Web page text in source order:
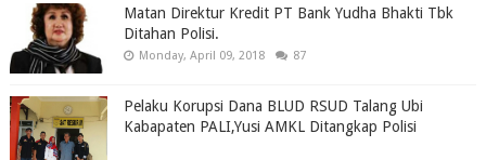
Matan Direktur Kredit PT Bank Yudha Bhakti Tbk
Ditahan Polisi.
Monday, April 09, 2018 87
Pelaku Korupsi Dana BLUD RSUD Talang Ubi
Kabapaten PALI,Yusi AMKL Ditangkap Polisi